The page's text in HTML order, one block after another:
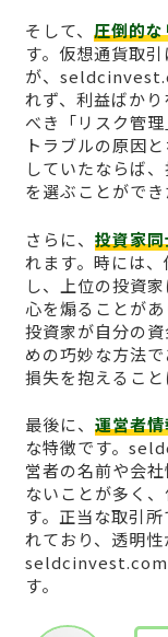
そして、 圧倒的
す。仮想通貨取
が、
れず、利益ばか
べき「リスク管
トラブルの原因
していたならば
を選ぶことができ
さらに、 投資家
れます。時には
し、上位の投資
心を煽ることがあ
投資家が自分の
めの巧妙な方法
損失を抱えること
最後に、 運営者
な特徴です。
営者の名前や会
ないことが多く
す。正当な取引
れており、透明性
seldcinvest.com
す。